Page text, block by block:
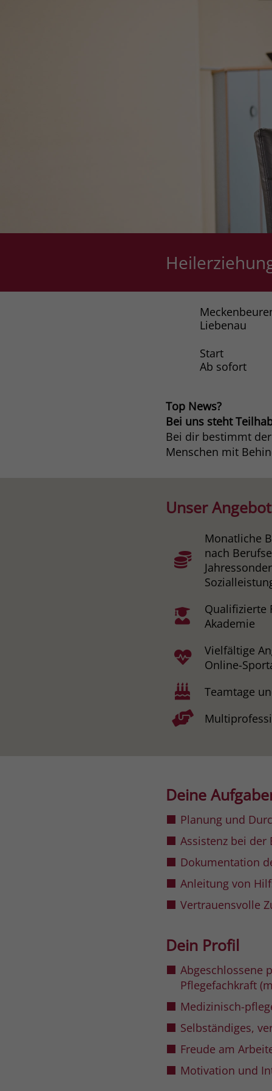
Liebenau
Start
Ab sofort
Top News?
Bei uns steht
Bei dir bestimmt
Menschen mit
Unser
Monatliche
nach
Qualifizierte
Akademie
Vielfältige
Online-
Teamtage
Deine
Planung und
Assistenz bei
Dokumentation
Anleitung von
Vertrauensvolle
Dein Profil
Abgeschlossene
Pflegefachkraft
Medizinisch-
Selbständiges,
Freude am
Motivation und